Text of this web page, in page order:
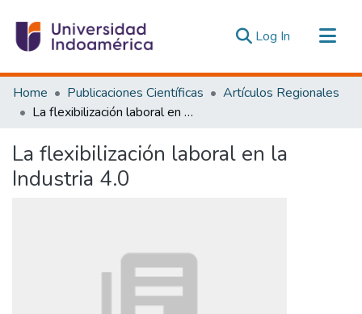
Log In (current)
Communities & Collections
All of DSpace
Estadísticas Externas
Home Publicaciones Científicas
Artículos Regionales
La flexibilización laboral en la Industria 4.0
La flexibilización laboral en la
Industria 4.0